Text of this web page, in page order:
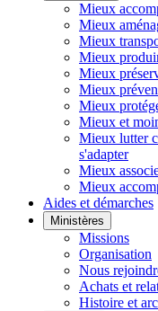
Mieux
Mieux
Mieux
Mieux
Mieux
Mieux
Mieux
Mieux et
Mieux lutter
s'adapter
Mieux
Mieux
Aides et démarches
Ministères
Missions
Organisation
Nous
Achats et
Histoire et